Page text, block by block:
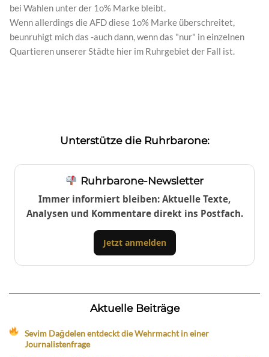
bei Wahlen unter der 1o% Marke bleibt.
Wenn allerdings die AFD diese 1o% Marke überschreitet,
beunruhigt mich das -auch dann, wenn das "nur" in einzelnen
Quartieren unserer Städte hier im Ruhrgebiet der Fall ist.
Unterstütze die Ruhrbarone:
Ruhrbarone-Newsletter
Immer informiert bleiben: Aktuelle Texte,
Analysen und Kommentare direkt ins Postfach.
Jetzt anmelden
Aktuelle Beiträge
Sevim Dağdelen entdeckt die Wehrmacht in einer
Journalistenfrage